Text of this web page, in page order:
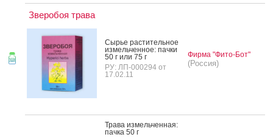
Зверобоя трава
Сырье рас­ти­тель­ное
из­мель­чен­ное: пач­ки
50 г или 75 г
РУ: ЛП-000294 от
17.02.11
Фирма "Фито-Бот"
(Россия)
Тра­ва из­мель­чен­ная:
пач­ка 50 г